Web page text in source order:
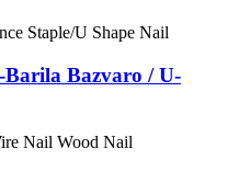
Bazvaro / U-